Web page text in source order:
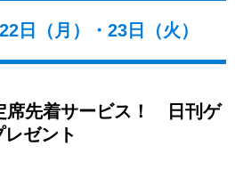
日（月）・23日（火）
席先着サービス！ 日刊ゲ
ゼント